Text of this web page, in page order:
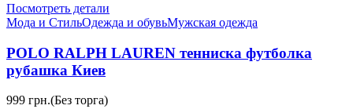
Посмотреть детали
Мода и СтильОдежда и обувьМужская одежда
POLO RALPH LAUREN тенниска футболка
рубашка Киев
999 грн.(Без торга)